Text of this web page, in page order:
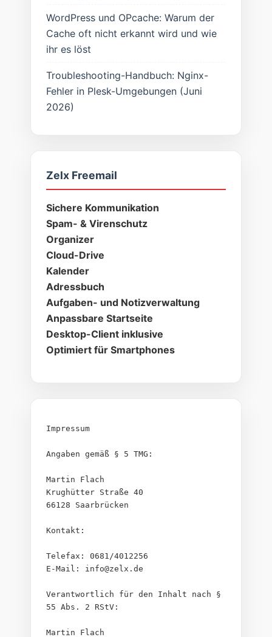
WordPress und OPcache: Warum der
Cache oft nicht erkannt wird und wie
ihr es löst
Troubleshooting-Handbuch: Nginx-
Fehler in Plesk-Umgebungen (Juni
2026)
Zelx Freemail
Sichere Kommunikation
Spam- & Virenschutz
Organizer
Cloud-Drive
Kalender
Adressbuch
Aufgaben- und Notizverwaltung
Anpassbare Startseite
Desktop-Client inklusive
Optimiert für Smartphones
Impressum
Angaben gemäß § 5 TMG:
Martin Flach
Krughütter Straße 40
66128 Saarbrücken
Kontakt:
Telefax: 0681/4012256
E-Mail: info@zelx.de
Verantwortlich für den Inhalt nach §
55 Abs. 2 RStV:
Martin Flach